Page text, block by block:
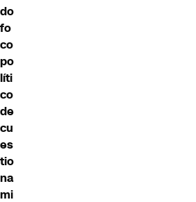
do
fo
co
po
líti
co
de
cu
es
tio
na
mi